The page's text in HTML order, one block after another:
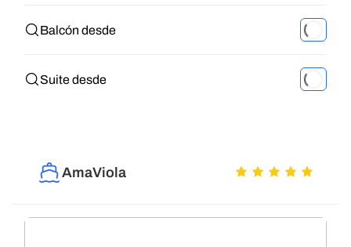
Balcón desde
Suite desde
AmaViola